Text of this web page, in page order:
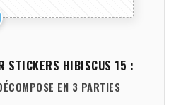
STICKERS HIBISCUS 15 :
EN 3 PARTIES